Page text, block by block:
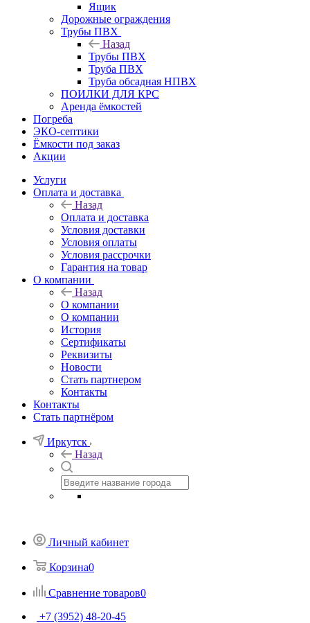
Ящик
Дорожные ограждения
Трубы ПВХ
Назад
Трубы ПВХ
Труба ПВХ
Труба обсадная НПВХ
ПОИЛКИ ДЛЯ КРС
Аренда ёмкостей
Погреба
ЭКО-септики
Ёмкости под заказ
Акции
Услуги
Оплата и доставка
Назад
Оплата и доставка
Условия доставки
Условия оплаты
Условия рассрочки
Гарантия на товар
О компании
Назад
О компании
О компании
История
Сертификаты
Реквизиты
Новости
Стать партнером
Контакты
Контакты
Стать партнёром
Иркутск
Назад
Личный кабинет
Корзина0
Сравнение товаров0
+7 (3952) 48-20-45